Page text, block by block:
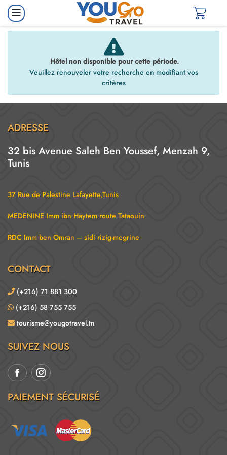
Hôtel non disponible pour cette période.
Veuillez renouveler votre recherche en modifiant vos
critères
ADRESSE
32 bis Avenue Saleh Ben Youssef, Menzah 9,
Tunis
37 Rue de Palestine Lafayette,Tunis
MEDENINE Imm ibn Haytem route Tataouin
RDC Imm ben Omran – sidi rizig-megrine
CONTACT
(+216) 71 881 300
(+216) 58 755 755
tourisme@yougotravel.tn
SUIVEZ NOUS
PAIEMENT SÉCURISÉ